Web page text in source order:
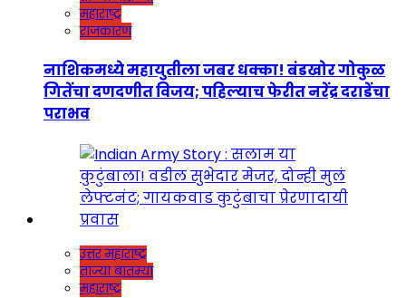
महाराष्ट्र
राजकारण
नाशिकमध्ये महायुतीला जबर धक्का! बंडखोर गोकुळ
गितेंचा दणदणीत विजय; पहिल्याच फेरीत नरेंद्र दराडेंचा
पराभव
उत्तर महाराष्ट्र
ताज्या बातम्या
महाराष्ट्र